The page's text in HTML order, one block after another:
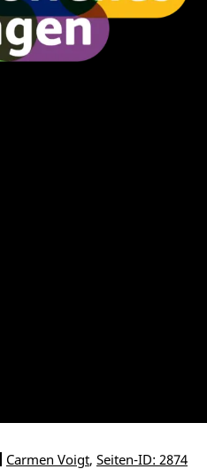
Carmen Voigt, Seiten-ID: 2874